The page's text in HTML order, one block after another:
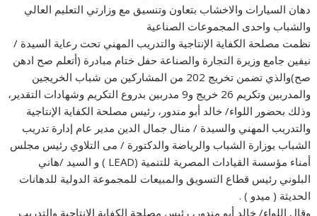
دهان السيارات والاخشاب بتعاون وتنسيق مع وزارتي التعليم العالي
والشباب واحدى المجموعات الصناعية
نظمت مصلحة الكفاية الإنتاجية والتدريب المهني تحت رعاية السيدة /
نيفين جامع وزيرة التجارة والصناعة حفل ختام مبادرة (أتعلم صح ادهن
صح)والذي تضمن تخريج 202 من المشاركين من شباب الخريجين
والمدربين وتكريم 26 خريج و9 مدربين بدروع التكريم وشهادات التقدير،
وذلك بحضور اللواء/ خالد أبو مندور، رئيس مصلحة الكفاية الإنتاجية
والتدريب المهني والسيدة / منال جمال الدين مدير عام إدارة تدريب
الشباب بوزارة الشباب والرياضة والدكتورة / مى التلاوي رئيس مجلس
أمناء مؤسسة القيادات المصرية للتنمية (LEAD ) و السيد /هاني
البلوني رئيس قطاع التسويق والمبيعات للمجموعة الدولية للدهانات
الحديثة ( ميدو ) .
وقال اللواء/ خالد أبو مندور، رئيس مصلحة الكفاية الإنتاجية والتدريب